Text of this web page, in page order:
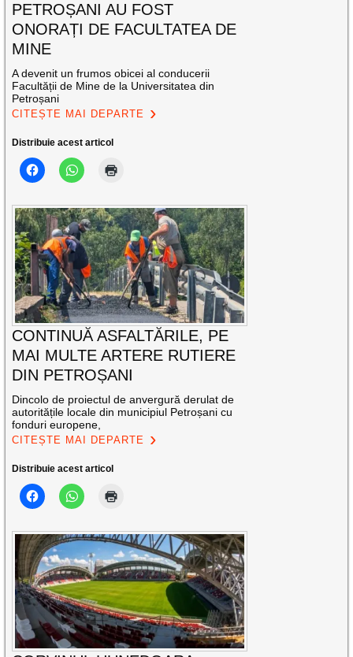
PETROȘANI AU FOST
ONORAȚI DE FACULTATEA DE
MINE
A devenit un frumos obicei al conducerii
Facultății de Mine de la Universitatea din
Petroșani
CITEȘTE MAI DEPARTE
Distribuie acest articol
CONTINUĂ ASFALTĂRILE, PE
MAI MULTE ARTERE RUTIERE
DIN PETROȘANI
Dincolo de proiectul de anvergură derulat de
autoritățile locale din municipiul Petroșani cu
fonduri europene,
CITEȘTE MAI DEPARTE
Distribuie acest articol